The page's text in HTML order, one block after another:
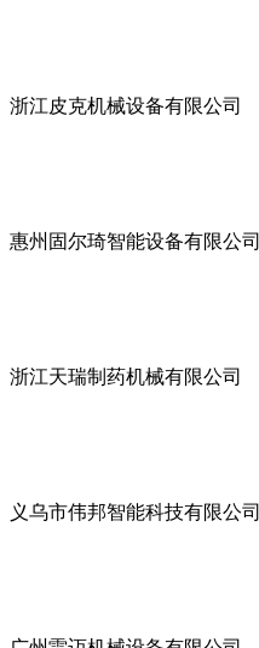
浙江皮克机械设备有限公司
惠州固尔琦智能设备有限公
浙江天瑞制药机械有限公司
义乌市伟邦智能科技有限公